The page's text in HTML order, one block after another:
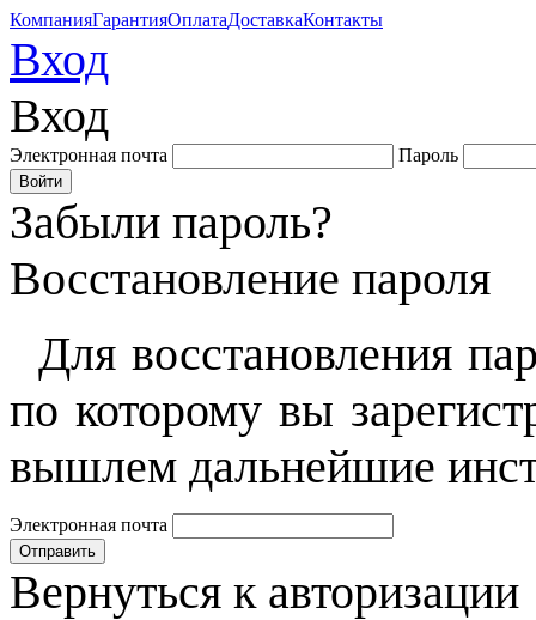
КомпанияГарантияОплатаДоставкаКонтакты
Вход
Вход
Электронная почта Пароль
Забыли пароль?
Восстановление пароля
Для восстановления
по которому вы
вышлем дальнейшие
Электронная почта
Вернуться к авторизации